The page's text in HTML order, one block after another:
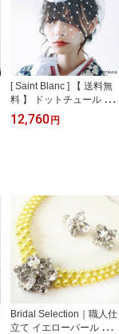
[ Saint Blanc ] 【 送料無
料 】 ドットチュール つ
き サテン と レース の ト
ークハット ホワイト 白
カクテルハット 結婚式
白無垢 ブライダル髪飾り
12,760円
Bridal Selection｜職人仕
立て イエローパール ネ